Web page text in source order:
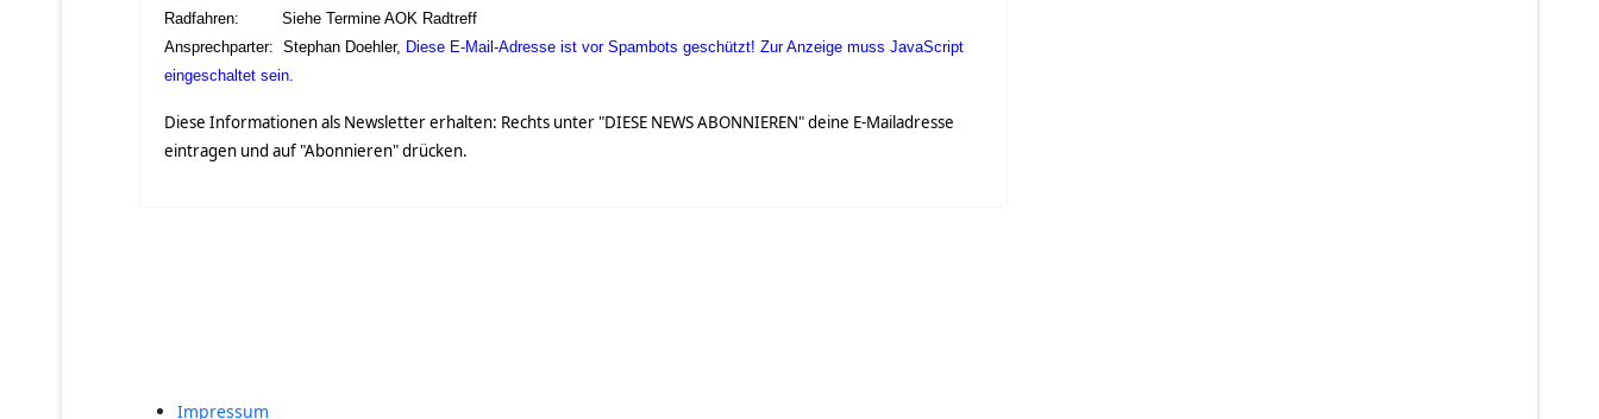
Radfahren: Siehe Termine AOK Radtreff
Ansprechparter: Stephan Doehler, Diese E-Mail-Adresse ist vor Spambots geschützt! Zur Anzeige muss JavaScript
eingeschaltet sein.
Diese Informationen als Newsletter erhalten: Rechts unter "DIESE NEWS ABONNIEREN" deine E-Mailadresse
eintragen und auf "Abonnieren" drücken.
Impressum